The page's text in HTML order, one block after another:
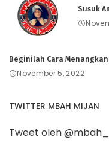
Susuk
Beginilah Cara
November 5, 2022
TWITTER MBAH MIJAN
Tweet oleh